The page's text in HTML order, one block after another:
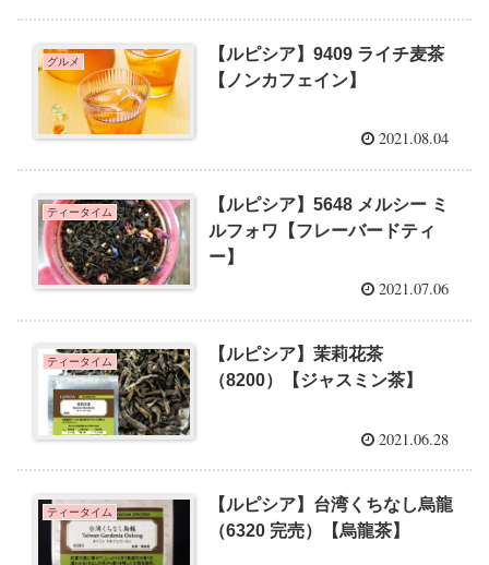
グルメ
【ルピシア】9409 ライチ麦茶
【ノンカフェイン】
2021.08.04
ティータイム
【ルピシア】5648 メルシー ミ
ルフォワ【フレーバードティ
ー】
2021.07.06
ティータイム
【ルピシア】茉莉花茶
（8200）【ジャスミン茶】
2021.06.28
ティータイム
【ルピシア】台湾くちなし烏龍
（6320 完売）【烏龍茶】